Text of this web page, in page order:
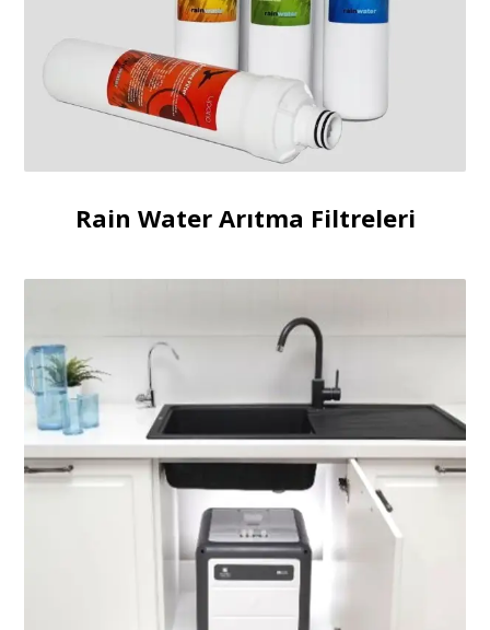
Rain Water Arıtma Filtreleri